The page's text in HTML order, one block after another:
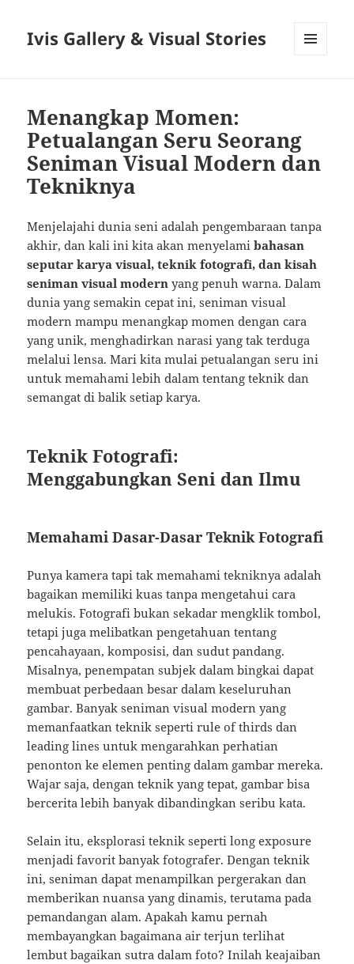
Ivis Gallery & Visual Stories
Menangkap Momen:
Petualangan Seru Seorang
Seniman Visual Modern dan
Tekniknya
Menjelajahi dunia seni adalah pengembaraan tanpa
akhir, dan kali ini kita akan menyelamibahasan
seputar karya visual, teknik fotografi, dan kisah
seniman visual modern yang penuh warna. Dalam
dunia yang semakin cepat ini, seniman visual
modern mampu menangkap momen dengan cara
yang unik, menghadirkan narasi yang tak terduga
melalui lensa. Mari kita mulai petualangan seru ini
untuk memahami lebih dalam tentang teknik dan
semangat di balik setiap karya.
Teknik Fotografi:
Menggabungkan Seni dan Ilmu
Memahami Dasar-Dasar Teknik Fotografi
Punya kamera tapi tak memahami tekniknya adalah
bagaikan memiliki kuas tanpa mengetahui cara
melukis. Fotografi bukan sekadar mengklik tombol,
tetapi juga melibatkan pengetahuan tentang
pencahayaan, komposisi, dan sudut pandang.
Misalnya, penempatan subjek dalam bingkai dapat
membuat perbedaan besar dalam keseluruhan
gambar. Banyak seniman visual modern yang
memanfaatkan teknik seperti rule of thirds dan
leading lines untuk mengarahkan perhatian
penonton ke elemen penting dalam gambar mereka.
Wajar saja, dengan teknik yang tepat, gambar bisa
bercerita lebih banyak dibandingkan seribu kata.
Selain itu, eksplorasi teknik seperti long exposure
menjadi favorit banyak fotografer. Dengan teknik
ini, seniman dapat menampilkan pergerakan dan
memberikan nuansa yang dinamis, terutama pada
pemandangan alam. Apakah kamu pernah
membayangkan bagaimana air terjun terlihat
lembut bagaikan sutra dalam foto? Inilah keajaiban